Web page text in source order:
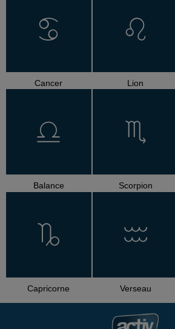
Cancer Lion
Balance Scorpion
Capricorne Verseau